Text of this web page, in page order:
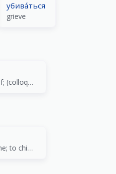
убива́ться
grieve
(colloquial) hurt/bruise oneself; (colloquial) grieve (over); knock oneself out; passive of уби́ть
to beat; to defeat or overcome; to chime